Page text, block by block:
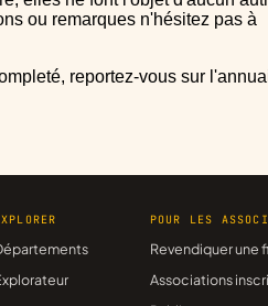
ou remarques n'hésitez pas à
EXPLORER POUR LES
Revendiquer une
Associations